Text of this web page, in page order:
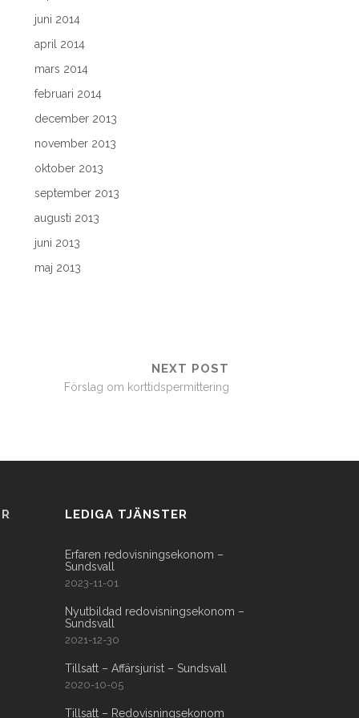
juni 2014
april 2014
mars 2014
februari 2014
december 2013
november 2013
oktober 2013
september 2013
augusti 2013
juni 2013
maj 2013
NEXT POST
Förslag om korttidspermittering
LEDIGA TJÄNSTER
Erfaren redovisningsekonom –
Sundsvall
2023-11-01
Nyutbildad redovisningsekonom –
Sundsvall
2021-12-30
Tillsatt – Affärsjurist – Sundsvall
2020-10-05
Tillsatt – Redovisningsekonom